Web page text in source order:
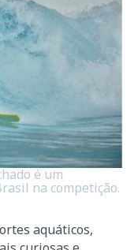
é um
na competição.
aquáticos,